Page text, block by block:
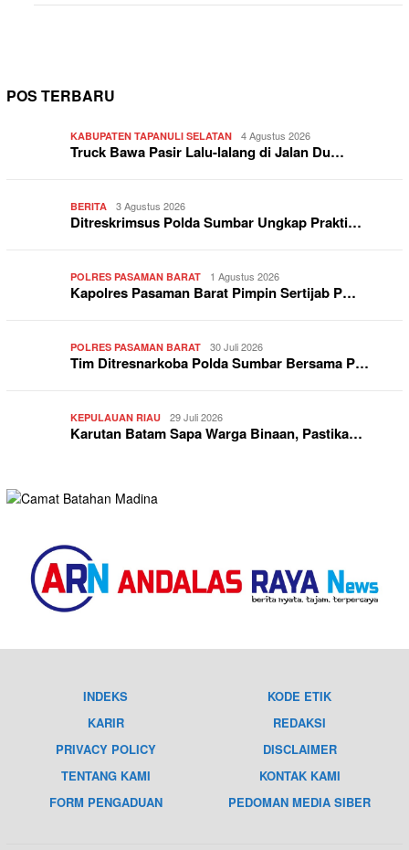
POS TERBARU
KABUPATEN TAPANULI SELATAN 4 Agustus 2026
Truck Bawa Pasir Lalu-lalang di Jalan Du…
BERITA 3 Agustus 2026
Ditreskrimsus Polda Sumbar Ungkap Prakti…
POLRES PASAMAN BARAT 1 Agustus 2026
Kapolres Pasaman Barat Pimpin Sertijab P…
POLRES PASAMAN BARAT 30 Juli 2026
Tim Ditresnarkoba Polda Sumbar Bersama P…
KEPULAUAN RIAU 29 Juli 2026
Karutan Batam Sapa Warga Binaan, Pastika…
INDEKS
KODE ETIK
KARIR
REDAKSI
PRIVACY POLICY
DISCLAIMER
TENTANG KAMI
KONTAK KAMI
FORM PENGADUAN
PEDOMAN MEDIA SIBER